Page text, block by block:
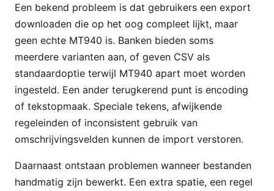
Een bekend probleem is dat gebruikers een export
downloaden die op het oog compleet lijkt, maar
geen echte MT940 is. Banken bieden soms
meerdere varianten aan, of geven CSV als
standaardoptie terwijl MT940 apart moet worden
ingesteld. Een ander terugkerend punt is encoding
of tekstopmaak. Speciale tekens, afwijkende
regeleinden of inconsistent gebruik van
omschrijvingsvelden kunnen de import verstoren.
Daarnaast ontstaan problemen wanneer bestanden
handmatig zijn bewerkt. Een extra spatie, een regel